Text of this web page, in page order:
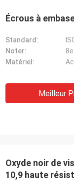
Écrous à
Standard:
Noter:
Matériel:
Meilleur
Oxyde noir de
10,9 haute